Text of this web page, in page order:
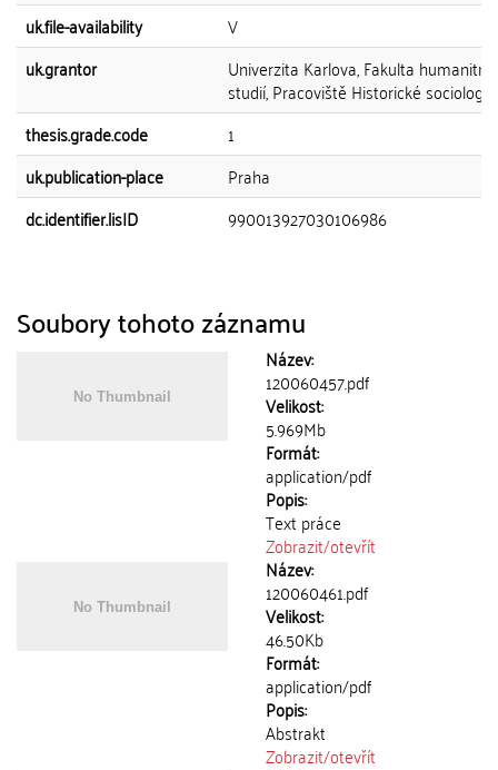
uk.file-availability
V
uk.grantor
Univerzita Karlova, Fakulta
studií, Pracoviště Historické sociologie
thesis.grade.code
1
uk.publication-place
Praha
dc.identifier.lisID
990013927030106986
Soubory tohoto záznamu
Název:
120060457.pdf
Velikost:
5.969Mb
Formát:
application/pdf
Popis:
Text práce
Zobrazit/otevřít
Název:
120060461.pdf
Velikost:
46.50Kb
Formát:
application/pdf
Popis:
Abstrakt
Zobrazit/otevřít